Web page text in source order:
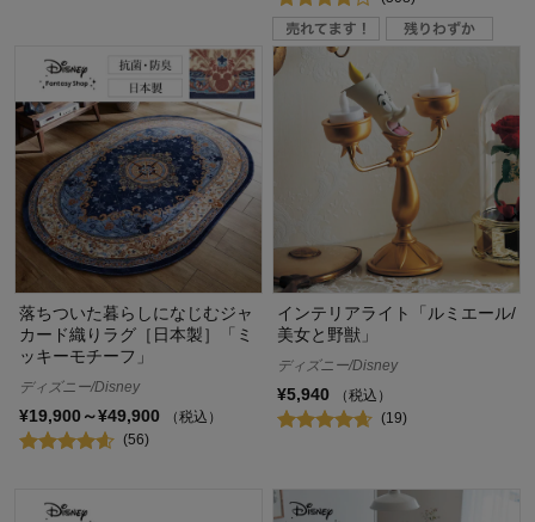
落ちついた暮らしになじむジャ
カード織りラグ［日本製］「ミ
ッキーモチーフ」
ディズニー/Disney
¥19,900～¥49,900
（税込）
(56)
インテリアライト「ルミエール/
美女と野獣」
ディズニー/Disney
¥5,940
（税込）
(19)